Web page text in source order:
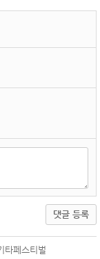
댓글 등록
페스티벌